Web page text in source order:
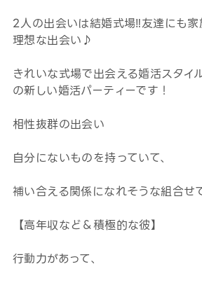
2人の出会いは結婚式場‼友達にも
理想な出会い♪
きれいな式場で出会える婚活スタ
の新しい婚活パーティーです！
相性抜群の出会い
自分にないものを持っていて、
補い合える関係になれそうな組合せ
【高年収など＆積極的な彼】
行動力があって、